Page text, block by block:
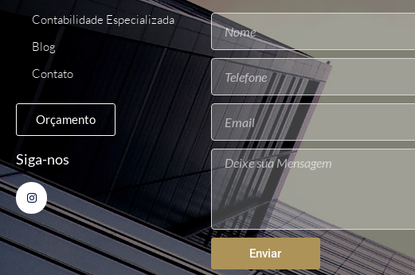
Contabilidade Especializada
Blog
Contato
Orçamento
Siga-nos
Enviar